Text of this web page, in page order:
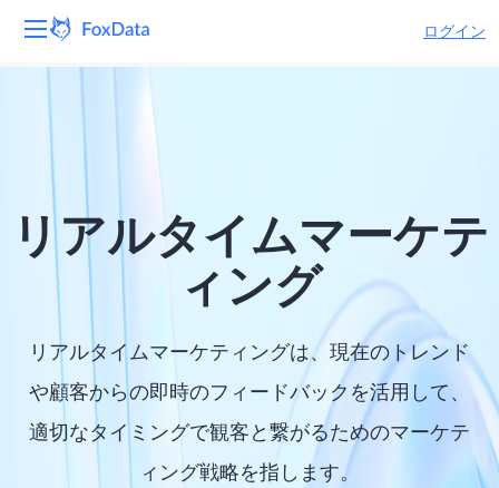
ログイン
ソリューション
リソース
会社
リアルタイムマーケテ
ィング
リアルタイムマーケティングは、現在のトレンド
や顧客からの即時のフィードバックを活用して、
適切なタイミングで観客と繋がるためのマーケテ
ィング戦略を指します。